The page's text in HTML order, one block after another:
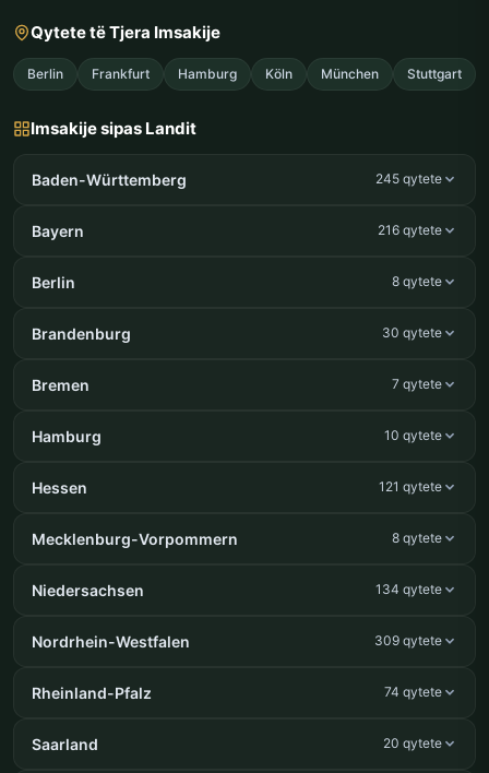
Qytete të Tjera Imsakije
Berlin Frankfurt Hamburg Köln München Stuttgart
Imsakije sipas Landit
Baden-Württemberg 245 qytete
Bayern 216 qytete
Berlin 8 qytete
Brandenburg 30 qytete
Bremen 7 qytete
Hamburg 10 qytete
Hessen 121 qytete
Mecklenburg-Vorpommern 8 qytete
Niedersachsen 134 qytete
Nordrhein-Westfalen 309 qytete
Rheinland-Pfalz 74 qytete
Saarland 20 qytete